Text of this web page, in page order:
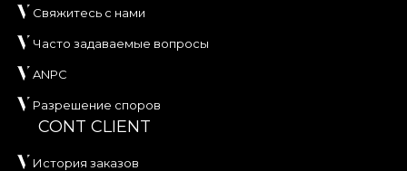
Свяжитесь с нами
Часто задаваемые вопросы
ANPC
Разрешение споров
CONT CLIENT
История заказов